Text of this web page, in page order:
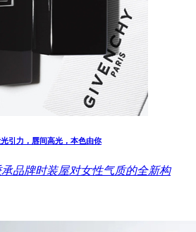
引力，唇间高光，本色由你
品牌时装屋对女性气质的全新构